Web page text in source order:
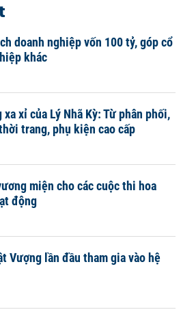
doanh nghiệp vốn 100 tỷ, góp cổ
khác
xỉ của Lý Nhã Kỳ: Từ phân phối,
trang, phụ kiện cao cấp
miện cho các cuộc thi hoa
động
Vượng lần đầu tham gia vào hệ